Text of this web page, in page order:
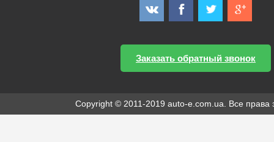
Заказать обратный звонок
Copyright © 2011-2019 auto-e.com.ua. Все